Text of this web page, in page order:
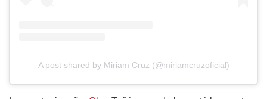
A post shared by Miriam Cruz (@miriamcruzoficial)